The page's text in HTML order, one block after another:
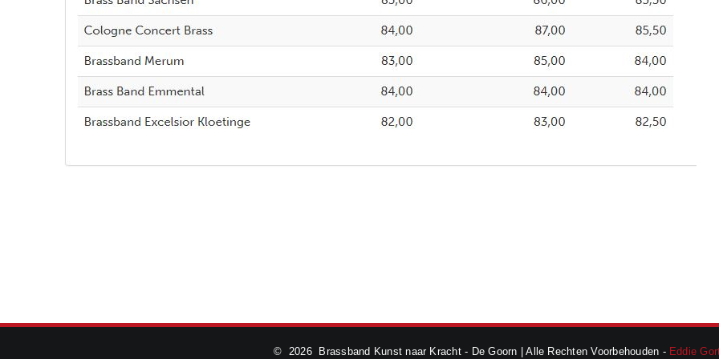
© 2026 Brassband Kunst naar Kracht - De Goorn | Alle Rechten Voorbehouden - Eddie